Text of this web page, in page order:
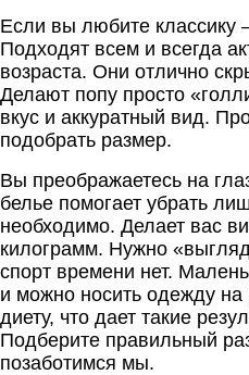
Если вы любите классику
Подходят всем и всегда
возраста. Они отлично
Делают попу просто
вкус и аккуратный вид.
подобрать размер.
Вы преображаетесь на
белье помогает убрать
необходимо. Делает вас
килограмм. Нужно
спорт времени нет.
и можно носить одежду
диету, что дает такие
Подберите правильный
позаботимся мы.